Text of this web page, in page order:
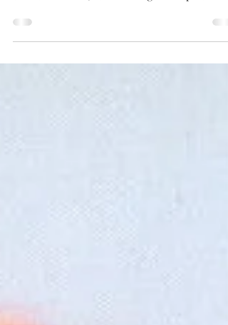
Scrittori francesi, corsi e la magia delle parole.